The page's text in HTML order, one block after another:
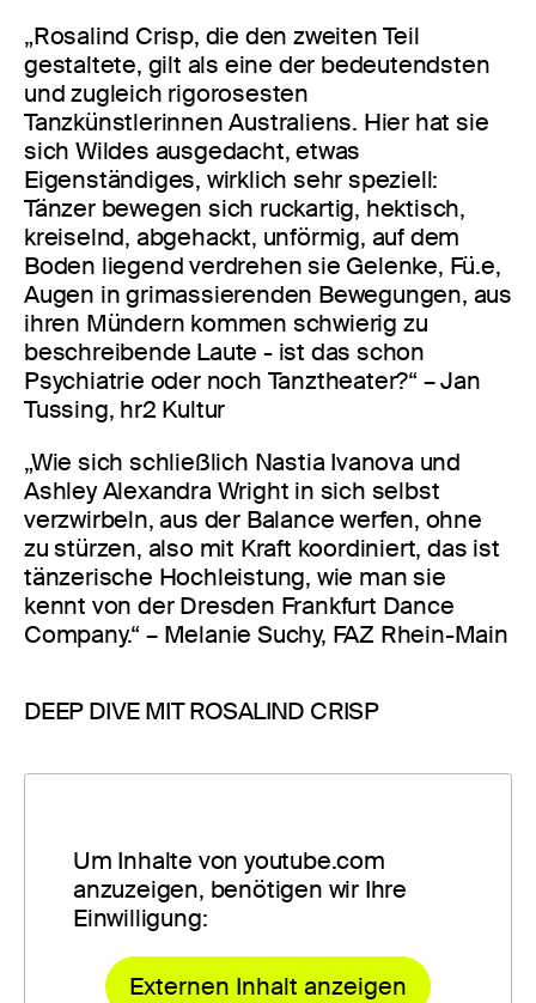
„Rosalind Crisp, die den zweiten Teil
gestaltete, gilt als eine der bedeutendsten
und zugleich rigorosesten
Tanzkünstlerinnen Australiens. Hier hat sie
sich Wildes ausgedacht, etwas
Eigenständiges, wirklich sehr speziell:
Tänzer bewegen sich ruckartig, hektisch,
kreiselnd, abgehackt, unförmig, auf dem
Boden liegend verdrehen sie Gelenke, Fü.e,
Augen in grimassierenden Bewegungen, aus
ihren Mündern kommen schwierig zu
beschreibende Laute - ist das schon
Psychiatrie oder noch Tanztheater?“ – Jan
Tussing, hr2 Kultur
„Wie sich schließlich Nastia Ivanova und
Ashley Alexandra Wright in sich selbst
verzwirbeln, aus der Balance werfen, ohne
zu stürzen, also mit Kraft koordiniert, das ist
tänzerische Hochleistung, wie man sie
kennt von der Dresden Frankfurt Dance
Company.“ – Melanie Suchy, FAZ Rhein-Main
DEEP DIVE MIT ROSALIND CRISP
Um Inhalte von youtube.com
anzuzeigen, benötigen wir Ihre
Einwilligung:
Externen Inhalt anzeigen